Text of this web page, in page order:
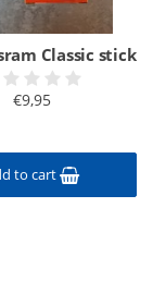
Classic stick
€9,95
to cart